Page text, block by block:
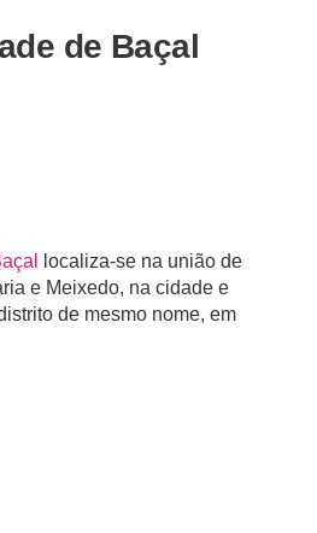
de Baçal
localiza-se na união de
e Meixedo, na cidade e
de mesmo nome, em